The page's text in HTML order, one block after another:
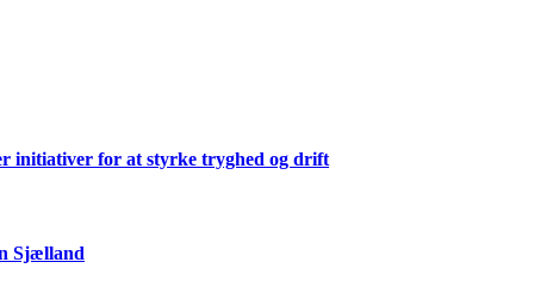
initiativer for at styrke tryghed og drift
Sjælland